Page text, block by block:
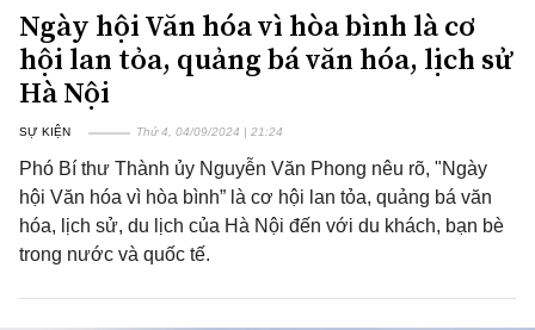
Ngày hội Văn hóa vì hòa bình là cơ
hội lan tỏa, quảng bá văn hóa, lịch sử
Hà Nội
SỰ KIỆN Thứ 4, 04/09/2024 | 21:24
Phó Bí thư Thành ủy Nguyễn Văn Phong nêu rõ, "Ngày
hội Văn hóa vì hòa bình” là cơ hội lan tỏa, quảng bá văn
hóa, lịch sử, du lịch của Hà Nội đến với du khách, bạn bè
trong nước và quốc tế.